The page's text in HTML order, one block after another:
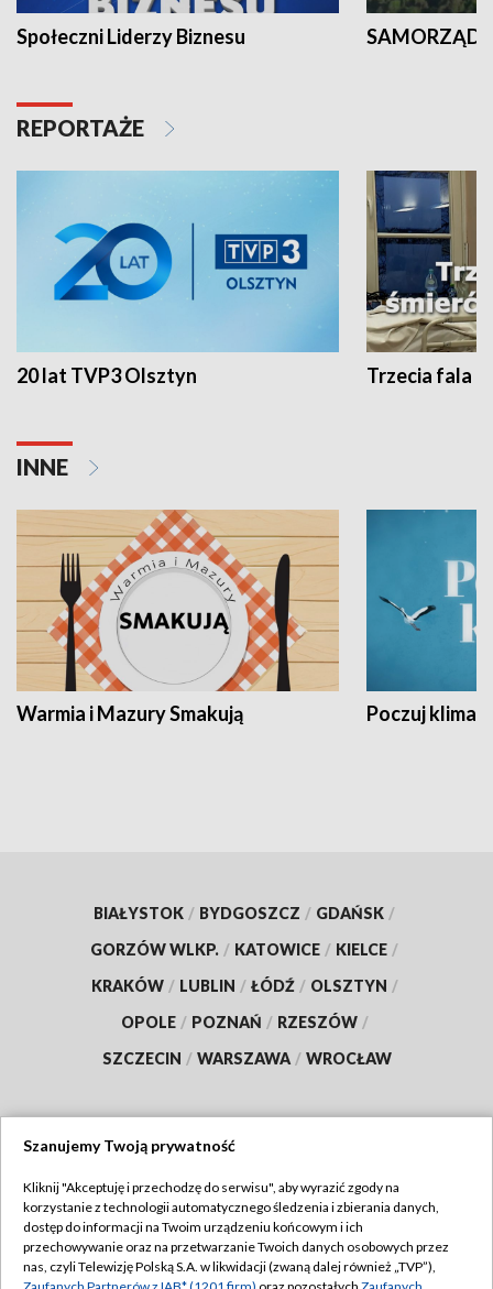
Społeczni Liderzy Biznesu SAMORZĄD
REPORTAŻE
20 lat TVP3 Olsztyn Trzecia fala -
INNE
Warmia i Mazury Smakują Poczuj klimat
BIAŁYSTOK / BYDGOSZCZ / GDAŃSK /
GORZÓW WLKP. / KATOWICE / KIELCE /
KRAKÓW / LUBLIN / ŁÓDŹ / OLSZTYN /
OPOLE / POZNAŃ / RZESZÓW /
SZCZECIN / WARSZAWA / WROCŁAW
TVP
Abonament TVP
Emisja w TVP
Regulamin TVP
Szanujemy Twoją prywatność
Kliknij "Akceptuję i przechodzę do serwisu", aby wyrazić zgody na
korzystanie z technologii automatycznego śledzenia i zbierania danych,
dostęp do informacji na Twoim urządzeniu końcowym i ich
przechowywanie oraz na przetwarzanie Twoich danych osobowych przez
nas, czyli Telewizję Polską S.A. w likwidacji (zwaną dalej również „TVP”),